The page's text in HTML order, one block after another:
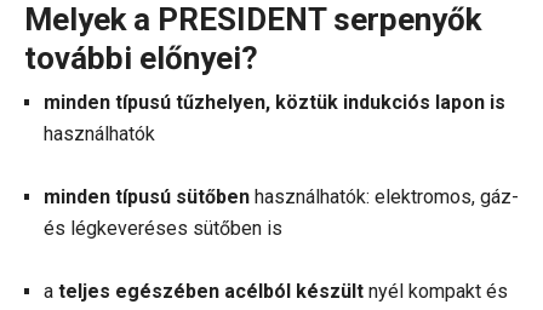
Melyek a PRESIDENT serpenyők
további előnyei?
minden típusú tűzhelyen, köztük indukciós lapon is
használhatók
minden típusú sütőben használhatók: elektromos, gáz-
és légkeveréses sütőben is
a teljes egészében acélból készült nyél kompakt és